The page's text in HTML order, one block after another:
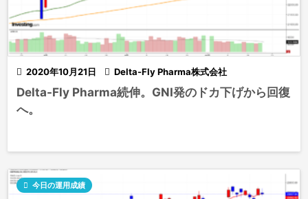
 2020年10月21日  Delta-Fly Pharma株式会社
Delta-Fly Pharma続伸。GNI発のドカ下げから回復
へ。
 今日の運用成績